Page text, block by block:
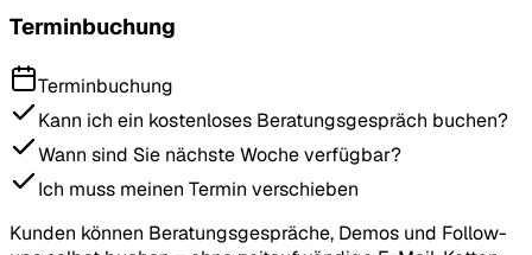
Terminbuchung
Terminbuchung
Kann ich ein kostenloses Beratungsgespräch buchen?
Wann sind Sie nächste Woche verfügbar?
Ich muss meinen Termin verschieben
Kunden können Beratungsgespräche, Demos und Follow-